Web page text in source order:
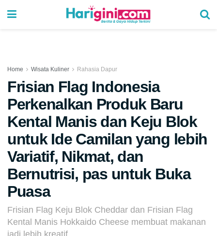
Home Wisata Kuliner Rahasia Dapur
Frisian Flag Indonesia
Perkenalkan Produk Baru
Kental Manis dan Keju Blok
untuk Ide Camilan yang lebih
Variatif, Nikmat, dan
Bernutrisi, pas untuk Buka
Puasa
Frisian Flag Keju Blok Cheddar dan Frisian Flag
Kental Manis Hokkaido Cheese membuat makanan
jadi lebih kreatif